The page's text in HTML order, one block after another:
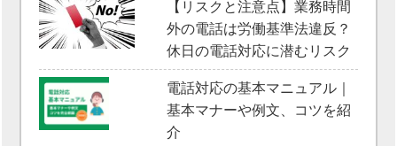
【リスクと注意点】業務時間
外の電話は労働基準法違反？
休日の電話対応に潜むリスク
電話対応の基本マニュアル｜
基本マナーや例文、コツを紹
介